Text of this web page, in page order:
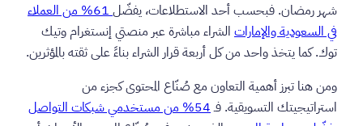
شهر رمضان. فبحسب أحد الاستطلاعات، يفضّل
61% من العملاء
في السعودية والإمارات الشراء مباشرة عبر منصتي إنستغرام وتيك
توك. كما يتخذ واحد من كل أربعة قرار الشراء بناءً على ثقته بالمؤثرين.
ومن هنا تبرز أهمية التعاون مع صُنّاع المحتوى كجزء من
استراتيجيتك التسويقية. فـ
54% من مستخدمي شبكات التواصل